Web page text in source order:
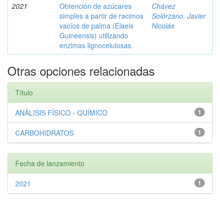
2021
Obtención de azúcares
simples a partir de racimos
vacíos de palma (Elaeis
Guineensis) utilizando
enzimas lignocelulosas.
Chávez
Solórzano, Javier
Nicolás
Otras opciones relacionadas
Título
1
ANÁLISIS FÍSICO - QUÍMICO
1
CARBOHIDRATOS
Fecha de lanzamiento
1
2021